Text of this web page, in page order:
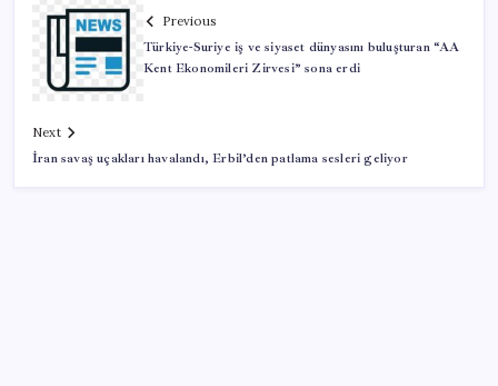
Previous
Türkiye-Suriye iş ve siyaset dünyasını buluşturan “AA
Kent Ekonomileri Zirvesi” sona erdi
Next
İran savaş uçakları havalandı, Erbil’den patlama sesleri geliyor